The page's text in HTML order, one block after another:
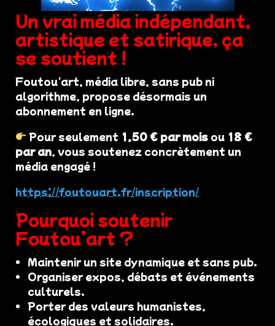
Un vrai média indépendant,
artistique et satirique, ça
se soutient !
Foutou'art, média libre, sans pub ni
algorithme, propose désormais un
abonnement en ligne.
Pour seulement 1,50 € par mois ou 18 €
par an, vous soutenez concrètement un
média engagé !
https://foutouart.fr/inscription/
Pourquoi soutenir
Foutou’art ?
Maintenir un site dynamique et sans pub.
Organiser expos, débats et événements
culturels.
Porter des valeurs humanistes,
écologiques et solidaires.